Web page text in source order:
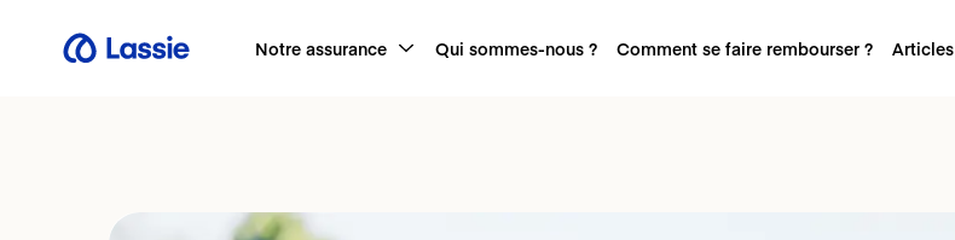
Notre assurance Qui sommes-nous ? Comment se faire rembourser ? Articles